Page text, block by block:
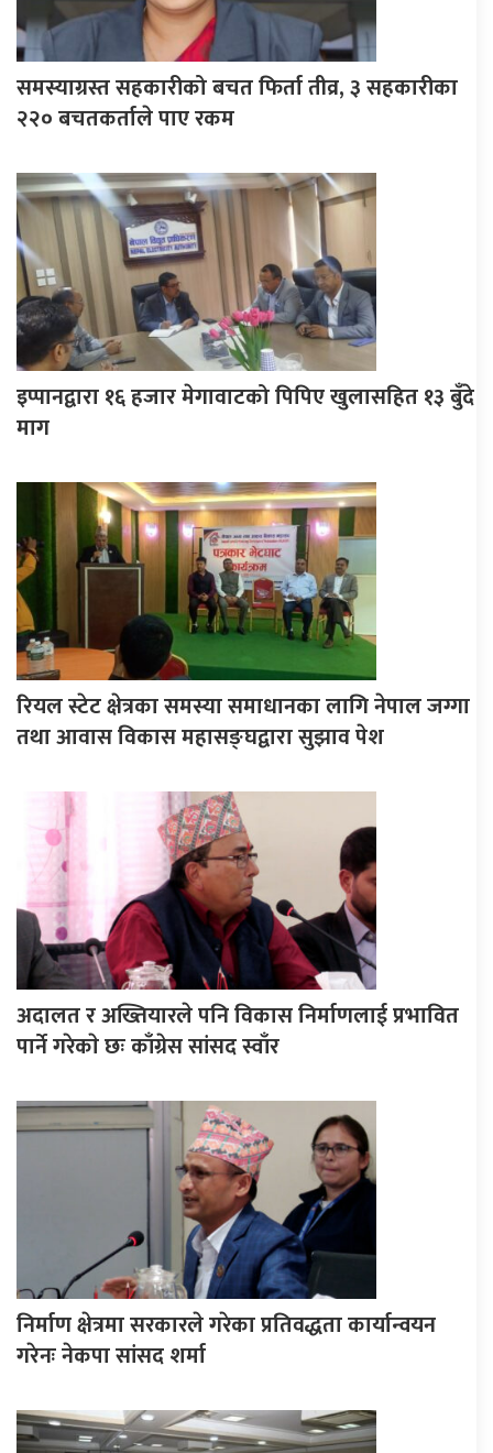
समस्याग्रस्त सहकारीको बचत फिर्ता तीव्र, ३ सहकारीका
२२० बचतकर्ताले पाए रकम
इप्पानद्वारा १६ हजार मेगावाटको पिपिए खुलासहित १३ बुँदे
माग
रियल स्टेट क्षेत्रका समस्या समाधानका लागि नेपाल जग्गा
तथा आवास विकास महासङ्घद्वारा सुझाव पेश
अदालत र अख्तियारले पनि विकास निर्माणलाई प्रभावित
पार्ने गरेकाे छः काँग्रेस सांसद स्वाँर
निर्माण क्षेत्रमा सरकारले गरेका प्रतिवद्धता कार्यान्वयन
गरेनः नेकपा सांसद शर्मा